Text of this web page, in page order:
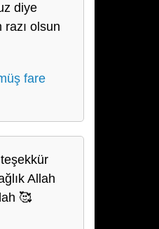
diye
olsun
fare
Allah
🥰